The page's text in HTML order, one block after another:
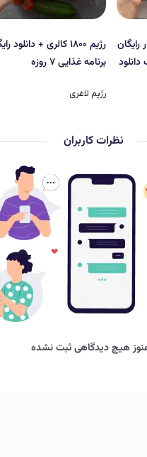
رایگان
رژیم ۱۸۰۰ کالری + دانلود
برنامه غذایی ۷ روزه
رژیم لاغری
نظرات کاربران
هیچ دیدگاهی ثبت نشده